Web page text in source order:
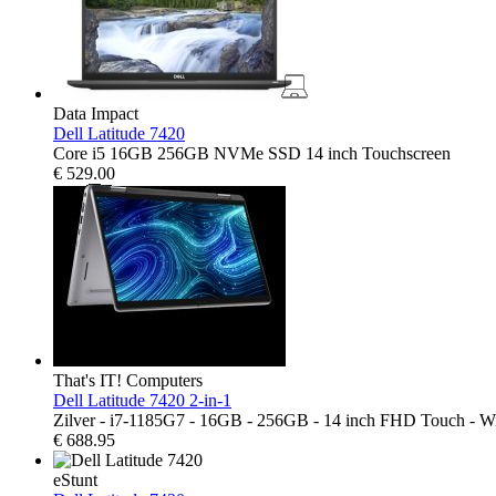
Data Impact
Dell Latitude 7420
Core i5 16GB 256GB NVMe SSD 14 inch Touchscreen
€ 529.00
That's IT! Computers
Dell Latitude 7420 2-in-1
Zilver - i7-1185G7 - 16GB - 256GB - 14 inch FHD Touch -
€ 688.95
eStunt